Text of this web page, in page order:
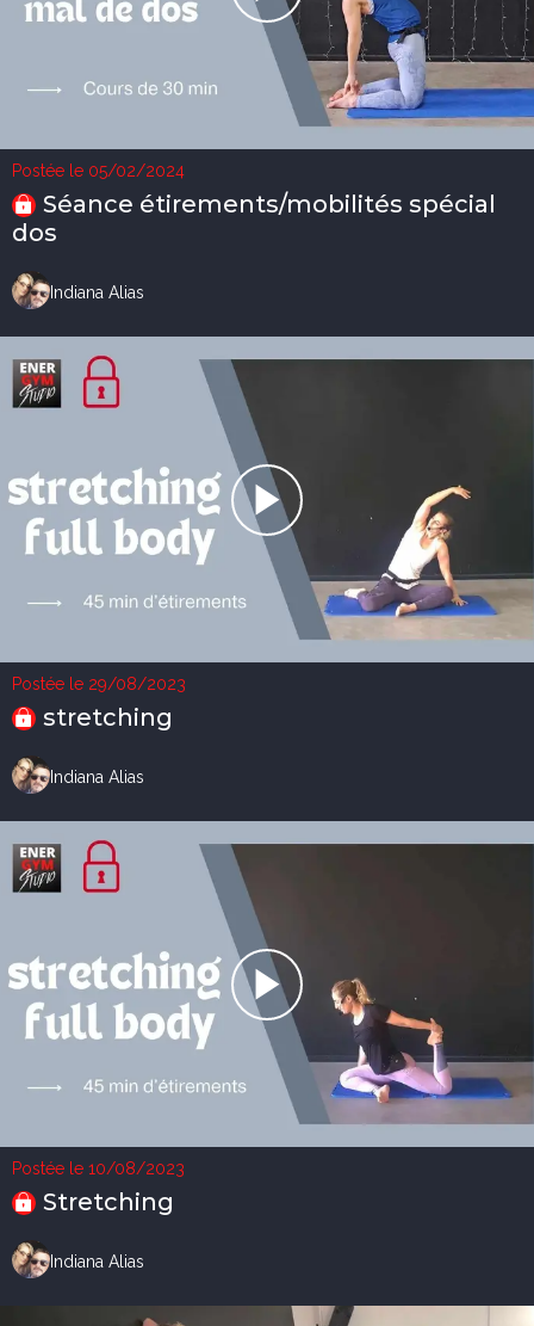
Postée le 05/02/2024
Séance étirements/mobilités spécial
dos
Indiana Alias
Postée le 29/08/2023
stretching
Indiana Alias
Postée le 10/08/2023
Stretching
Indiana Alias